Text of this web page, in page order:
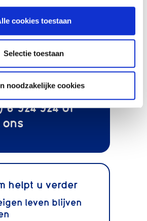
cookies toestaan
Selectie toestaan
noodzakelijke cookies
6 924 924 of
ons
helpt u verder
leven blijven